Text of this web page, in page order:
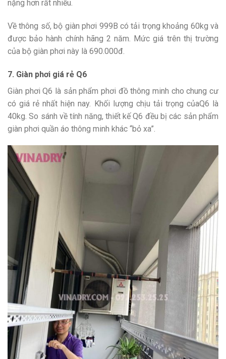
nặng hơn rất nhiều.
Về thông số, bộ giàn phơi 999B có tải trọng khoảng 60kg và
được bảo hành chính hãng 2 năm. Mức giá trên thị trường
của bộ giàn phơi này là 690.000đ.
7. Giàn phơi giá rẻ Q6
Giàn phơi Q6 là sản phẩm phơi đồ thông minh cho chung cư
có giá rẻ nhất hiện nay. Khối lượng chịu tải trọng củaQ6 là
40kg. So sánh về tính năng, thiết kế Q6 đều bị các sản phẩm
giàn phơi quần áo thông minh khác “bỏ xa”.